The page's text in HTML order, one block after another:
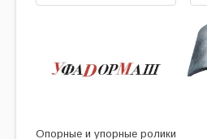
Опорные и упорные ролики